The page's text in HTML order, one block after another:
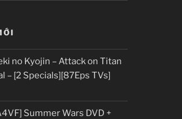
no Kyojin – Attack on Titan
– [2 Specials][87Eps TVs]
Summer Wars DVD +